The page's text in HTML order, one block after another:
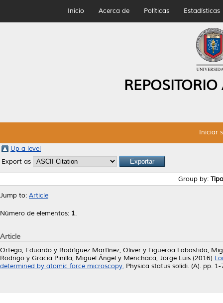
Inicio Acerca de Políticas Estadísticas
Iniciar
Up a level
Export as
Group by:
Jump to: Article
Número de elementos: 1.
Article
Ortega, Eduardo y Rodríguez Martínez, Oliver y Figueroa Labastida,
Rodrigo y Gracia Pinilla, Miguel Ángel y Menchaca, Jorge Luis (2016)
determined by atomic force microscopy. Physica status solidi. (A). pp.